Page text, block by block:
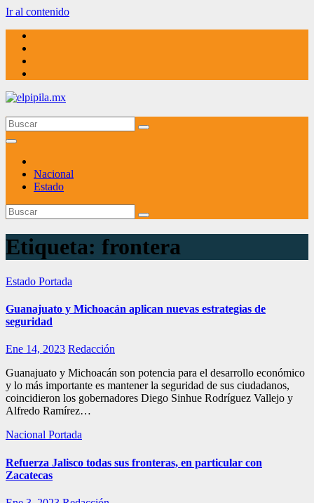
Ir al contenido
elpipila.mx
El pipila mx
Nacional
Estado
Etiqueta: frontera
Estado Portada
Guanajuato y Michoacán aplican nuevas estrategias de
seguridad
Ene 14, 2023 Redacción
Guanajuato y Michoacán son potencia para el desarrollo económico
y lo más importante es mantener la seguridad de sus ciudadanos,
coincidieron los gobernadores Diego Sinhue Rodríguez Vallejo y
Alfredo Ramírez…
Nacional Portada
Refuerza Jalisco todas sus fronteras, en particular con
Zacatecas